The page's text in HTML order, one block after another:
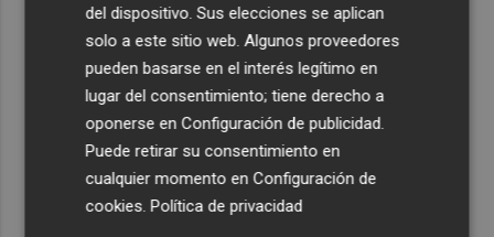
del dispositivo. Sus elecciones se aplican
solo a este sitio web. Algunos proveedores
pueden basarse en el interés legítimo en
lugar del consentimiento; tiene derecho a
oponerse enConfiguración de publicidad
Puede retirar su consentimiento en
cualquier momento enConfiguración de
cookies .Política de privacidad